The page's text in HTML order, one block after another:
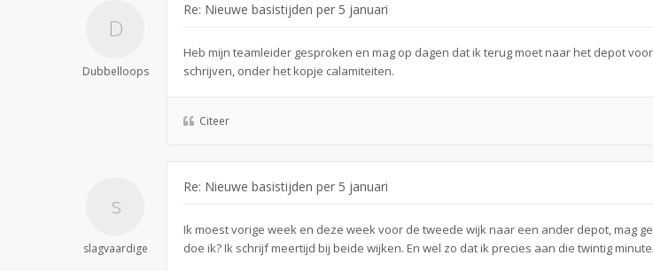
Dubbelloops
Re: Nieuwe basistijden per 5 januari
Heb mijn teamleider gesproken en mag op dagen dat ik terug moet naar het depot
schrijven, onder het kopje calamiteiten.
Citeer
slagvaardige
Re: Nieuwe basistijden per 5 januari
Ik moest vorige week en deze week voor de tweede wijk naar een ander depot, mag
doe ik? Ik schrijf meertijd bij beide wijken. En wel zo dat ik precies aan die twintig